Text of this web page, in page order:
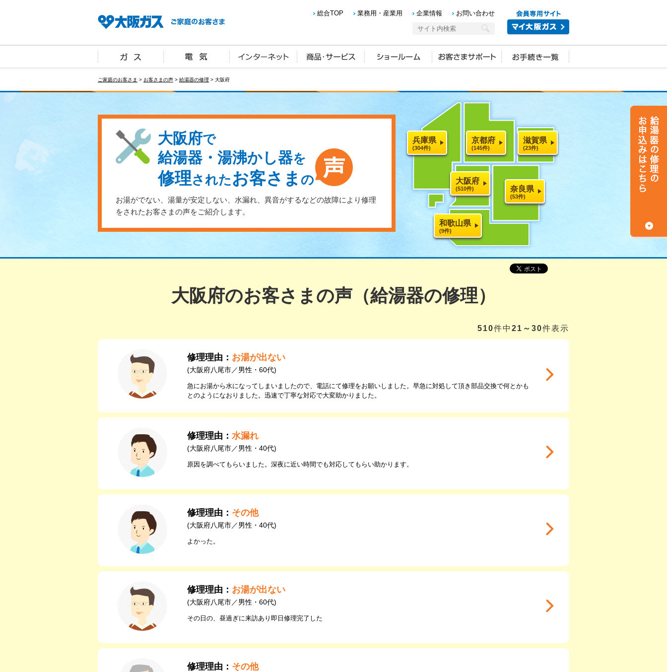
総合TOP 業務用・産業用 企業情報 お問い合わせ
ご家庭のお客さま > お客さまの声 > 給湯器の修理 > 大阪府
大阪府で
給湯器・湯沸かし器を
修理されたお客さま の
お湯がでない、湯量が安定しない、水漏れ、異音がするなどの故障により修理
をされたお客さまの声をご紹介します。
兵庫県
(304件)
京都府
(145件)
滋賀県
(23件)
大阪府
(510件) 奈良県
(53件)
和歌山県
(9件)
大阪府のお客さまの声（給湯器の修理）
510件中 21～30件表示
修理理由： お湯が出ない
(大阪府八尾市／男性・60代)
急にお湯から水になってしまいましたので、電話にて修理をお願いしました。早急に対処して頂き部品交換で何とかも
とのようになおりました。迅速で丁寧な対応で大変助かりました。
修理理由： 水漏れ
(大阪府八尾市／男性・40代)
原因を調べてもらいました。深夜に近い時間でも対応してもらい助かります。
修理理由： その他
(大阪府八尾市／男性・40代)
よかった。
修理理由： お湯が出ない
(大阪府八尾市／男性・60代)
その日の、昼過ぎに来訪あり即日修理完了した
修理理由： その他